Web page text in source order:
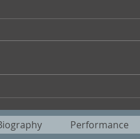
歌
Performance